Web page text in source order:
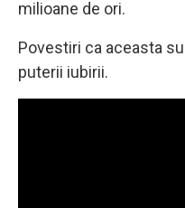
milioane de ori.
Povestiri ca aceasta
puterii iubirii.